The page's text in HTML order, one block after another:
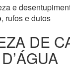
e
, rufos e dutos
DE
D’ÁGUA